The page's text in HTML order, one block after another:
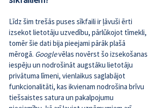
Līdz šim trešās puses sīkfaili ir ļāvuši ērti
izsekot lietotāju uzvedību, pārlūkojot tīmekli,
tomēr šie dati bija pieejami pārāk plašā
mērogā. Google vēlas novērst šo izsekošanas
iespēju un nodrošināt augstāku lietotāju
privātuma līmeni, vienlaikus saglabājot
funkcionalitāti, kas ikvienam nodrošina brīvu
tiešsaistes satura un pakalpojumu